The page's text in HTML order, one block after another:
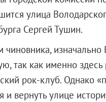
улица
Сергей Тушин.
чиновника,
так как именно
рок-клуб. Однако
и вернуть улице